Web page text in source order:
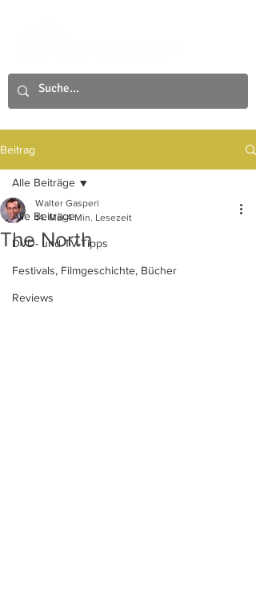
Beitrag
Alle Beiträge
DVD- und TV-Tipps
Festivals, Filmgeschichte, Bücher
Reviews
Alle Beiträge
The North
Walter Gasperi
14. Mai 4 Min. Lesezeit